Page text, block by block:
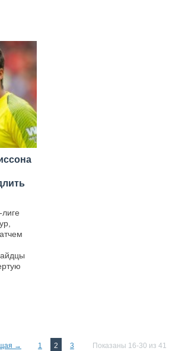
→ 1 2 3 Показаны 16-30 из 41